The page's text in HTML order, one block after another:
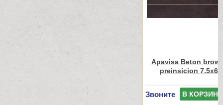
Apavisa Beton
preinsicion 7.5x60
Звоните В КОРЗИНУ